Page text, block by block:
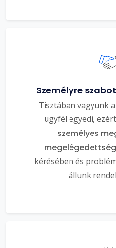
Személyre
Tisztában vagyunk
ügyfél egyedi,
személyes
kérésében és
állunk